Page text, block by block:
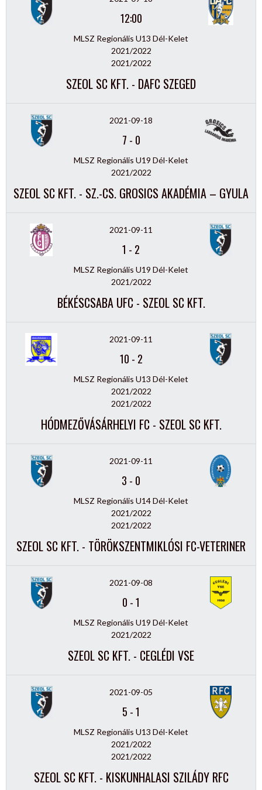
12:00
MLSZ Regionális U13 Dél-Kelet
2021/2022
2021/2022
SZEOL SC KFT. - DAFC SZEGED
2021-09-18
7 - 0
MLSZ Regionális U19 Dél-Kelet
2021/2022
SZEOL SC KFT. - SZ.-CS. GROSICS AKADÉMIA – GYULA
2021-09-11
1 - 2
MLSZ Regionális U19 Dél-Kelet
2021/2022
BÉKÉSCSABA UFC - SZEOL SC KFT.
2021-09-11
10 - 2
MLSZ Regionális U13 Dél-Kelet
2021/2022
2021/2022
HÓDMEZŐVÁSÁRHELYI FC - SZEOL SC KFT.
2021-09-11
3 - 0
MLSZ Regionális U14 Dél-Kelet
2021/2022
2021/2022
SZEOL SC KFT. - TÖRÖKSZENTMIKLÓSI FC-VETERINER
2021-09-08
0 -1
MLSZ Regionális U19 Dél-Kelet
2021/2022
SZEOL SC KFT. - CEGLÉDI VSE
2021-09-05
5 -1
MLSZ Regionális U13 Dél-Kelet
2021/2022
2021/2022
SZEOL SC KFT. - KISKUNHALASI SZILÁDY RFC